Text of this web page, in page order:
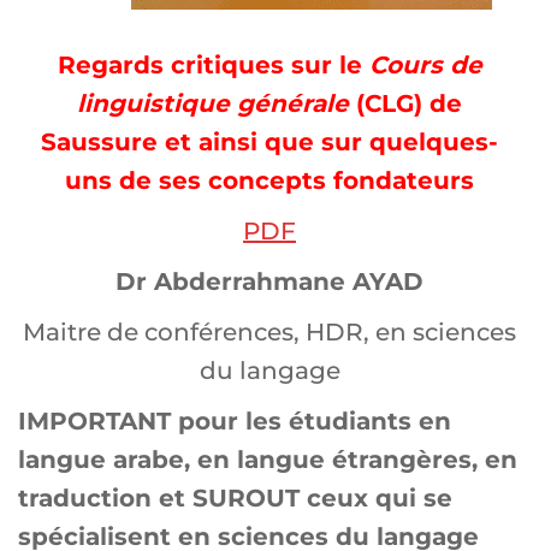
Regards critiques sur le Cours de
linguistique générale(CLG) de
Saussure et ainsi que sur quelques-
uns de ses concepts fondateurs
PDF
Dr Abderrahmane AYAD
Maitre de conférences, HDR, en sciences
du langage
IMPORTANT pour les étudiants en
langue arabe, en langue étrangères, en
traduction et SUROUT ceux qui se
spécialisent en sciences du langage